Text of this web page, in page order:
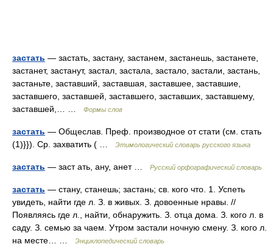
застать — застать, застану, застанем, застанешь, застанете,
застанет, застанут, застал, застала, застало, застали, застань,
застаньте, заставший, заставшая, заставшее, заставшие,
заставшего, заставшей, заставшего, заставших, заставшему,
заставшей,… …
Формы слов
застать — Общеслав. Преф. производное от стати (см. стать
(1)}}). Ср. захватить ( …
Этимологический словарь русского языка
застать — заст ать, ану, анет … Русский орфографический словарь
застать — стану, станешь; застань; св. кого что. 1. Успеть
увидеть, найти где л. З. в живых. З. довоенные нравы. //
Появляясь где л., найти, обнаружить. З. отца дома. З. кого л. в
саду. З. семью за чаем. Утром застали ночную смену. З. кого л.
на месте… …
Энциклопедический словарь